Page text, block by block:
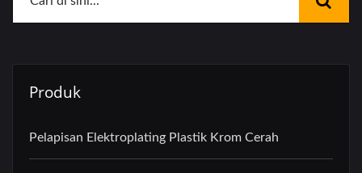
Produk
Pelapisan Elektroplating Plastik Krom Cerah